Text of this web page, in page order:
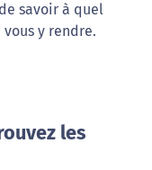
savoir à quel
y rendre.
les